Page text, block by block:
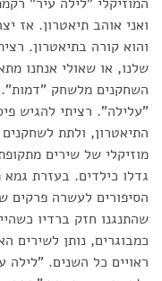
ואני אוהב תיאטרון. אז
והוא קורה בתיאטרון.
שלנו, או שאולי אנחנו
השחקנים מלשחק "דמות".
"עלילה". רציתי להגיש
התיאטרון, ולתת
מוזיקלי של שירים
גדלו כילדים. בעזרת
הסיפורים לעשרה פרקים
שהתנגנו חזק ברדיו
כמבוגרים, נותן לשירים
ראויים כל השנים.